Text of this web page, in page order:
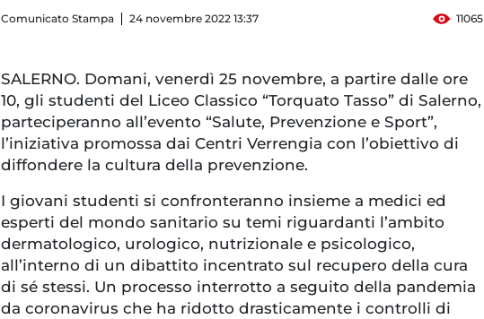
Comunicato Stampa 24 novembre 2022 13:37 11065
SALERNO. Domani, venerdì 25 novembre, a partire dalle ore
10, gli studenti del Liceo Classico “Torquato Tasso” di Salerno,
parteciperanno all’evento “Salute, Prevenzione e Sport”,
l’iniziativa promossa dai Centri Verrengia con l’obiettivo di
diffondere la cultura della prevenzione.
I giovani studenti si confronteranno insieme a medici ed
esperti del mondo sanitario su temi riguardanti l’ambito
dermatologico, urologico, nutrizionale e psicologico,
all’interno di un dibattito incentrato sul recupero della cura
di sé stessi. Un processo interrotto a seguito della pandemia
da coronavirus che ha ridotto drasticamente i controlli di